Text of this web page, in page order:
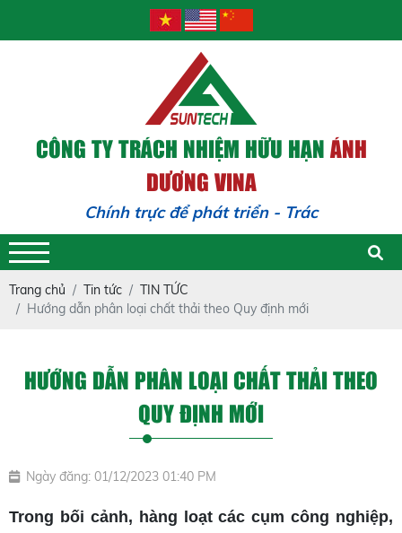
CÔNG TY TRÁCH NHIỆM HỮU HẠNÁNH
DƯƠNG VINA
Chính trực để phát triển - Trách nhiệm đ
Trang chủ Tin tức
TIN TỨC
Hướng dẫn phân loại chất thải theo Quy định mới
HƯỚNG DẪN PHÂN LOẠI CHẤT THẢI THEO
QUY ĐỊNH MỚI
Ngày đăng: 01/12/2023 01:40 PM
Trong bối cảnh, hàng loạt các cụm công nghiệp,